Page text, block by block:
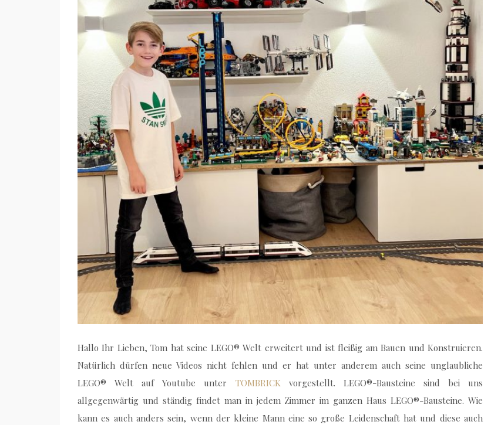
Hallo Ihr Lieben, Tom hat seine LEGO® Welt erweitert und ist fleißig am Bauen und Konstruieren.
Natürlich dürfen neue Videos nicht fehlen und er hat unter anderem auch seine unglaubliche
LEGO® Welt auf Youtube unter TOMBRICKvorgestellt. LEGO®-Bausteine sind bei uns
allgegenwärtig und ständig findet man in jedem Zimmer im ganzen Haus LEGO®-Bausteine. Wie
kann es auch anders sein, wenn der kleine Mann eine so große Leidenschaft hat und diese auch